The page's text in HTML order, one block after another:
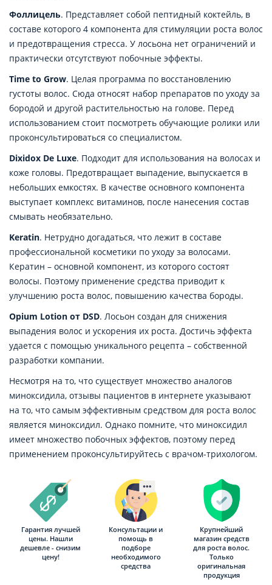
Фоллицель. Представляет собой пептидный коктейль, в
составе которого 4 компонента для стимуляции роста волос
и предотвращения стресса. У лосьона нет ограничений и
практически отсутствуют побочные эффекты.
Time to Grow. Целая программа по восстановлению
густоты волос. Сюда относят набор препаратов по уходу за
бородой и другой растительностью на голове. Перед
использованием стоит посмотреть обучающие ролики или
проконсультироваться со специалистом.
Dixidox De Luxe. Подходит для использования на волосах и
коже головы. Предотвращает выпадение, выпускается в
небольших емкостях. В качестве основного компонента
выступает комплекс витаминов, после нанесения состав
смывать необязательно.
Keratin. Нетрудно догадаться, что лежит в составе
профессиональной косметики по уходу за волосами.
Кератин – основной компонент, из которого состоят
волосы. Поэтому применение средства приводит к
улучшению роста волос, повышению качества бороды.
Opium Lotion от DSD. Лосьон создан для снижения
выпадения волос и ускорения их роста. Достичь эффекта
удается с помощью уникального рецепта – собственной
разработки компании.
Несмотря на то, что существует множество аналогов
миноксидила, отзывы пациентов в интернете указывают
на то, что самым эффективным средством для роста волос
является миноксидил. Однако помните, что миноксидил
имеет множество побочных эффектов, поэтому перед
применением проконсультируйтесь с врачом-трихологом.
Гарантия лучшей
цены. Нашли
дешевле - снизим
цену!
Консультации и
помощь в
подборе
необходимого
средства
Крупнейший
магазин средств
для роста волос.
Только
оригинальная
продукция